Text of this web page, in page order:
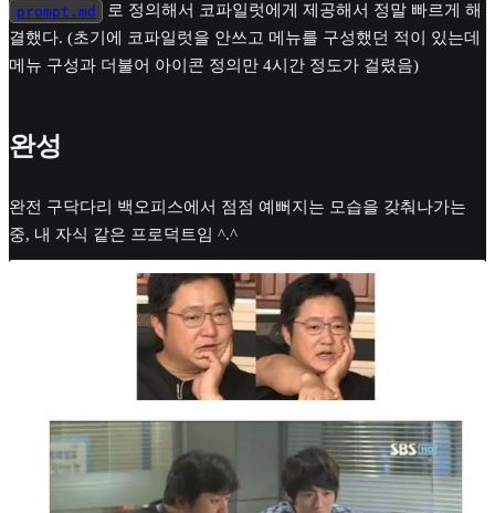
prompt.md
로 정의해서 코파일럿에게 제공해서 정말 빠르게 해
결했다. (초기에 코파일럿을 안쓰고 메뉴를 구성했던 적이 있는데
메뉴 구성과 더불어 아이콘 정의만 4시간 정도가 걸렸음)
완성
완전 구닥다리 백오피스에서 점점 예뻐지는 모습을 갖춰나가는
중, 내 자식 같은 프로덕트임 ^.^